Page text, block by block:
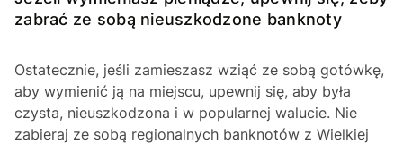
zabrać ze sobą nieuszkodzone banknoty
Ostatecznie, jeśli zamieszasz wziąć ze sobą gotówkę,
aby wymienić ją na miejscu, upewnij się, aby była
czysta, nieuszkodzona i w popularnej walucie. Nie
zabieraj ze sobą regionalnych banknotów z Wielkiej